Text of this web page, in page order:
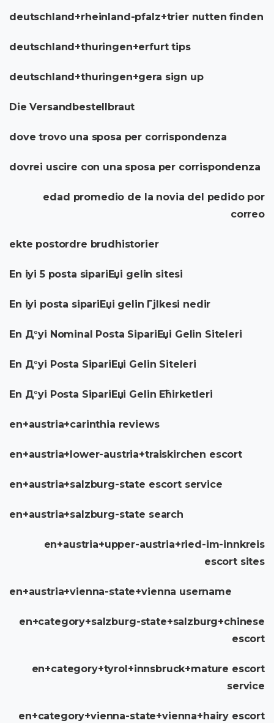
deutschland+rheinland-pfalz+trier nutten finden
deutschland+thuringen+erfurt tips
deutschland+thuringen+gera sign up
Die Versandbestellbraut
dove trovo una sposa per corrispondenza
dovrei uscire con una sposa per corrispondenza
edad promedio de la novia del pedido por
correo
ekte postordre brudhistorier
En iyi 5 posta sipariЕџi gelin sitesi
En iyi posta sipariЕџi gelin Гјlkesi nedir
En Д°yi Nominal Posta SipariЕџi Gelin Siteleri
En Д°yi Posta SipariЕџi Gelin Siteleri
En Д°yi Posta SipariЕџi Gelin Ећirketleri
en+austria+carinthia reviews
en+austria+lower-austria+traiskirchen escort
en+austria+salzburg-state escort service
en+austria+salzburg-state search
en+austria+upper-austria+ried-im-innkreis
escort sites
en+austria+vienna-state+vienna username
en+category+salzburg-state+salzburg+chinese
escort
en+category+tyrol+innsbruck+mature escort
service
en+category+vienna-state+vienna+hairy escort